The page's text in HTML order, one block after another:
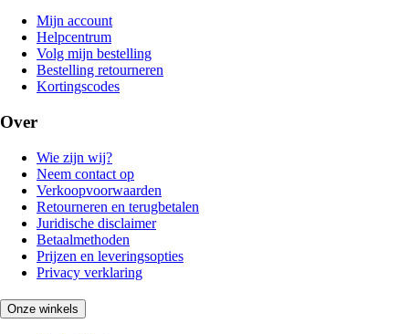
Mijn account
Helpcentrum
Volg mijn bestelling
Bestelling retourneren
Kortingscodes
Over
Wie zijn wij?
Neem contact op
Verkoopvoorwaarden
Retourneren en terugbetalen
Juridische disclaimer
Betaalmethoden
Prijzen en leveringsopties
Privacy verklaring
Onze winkels